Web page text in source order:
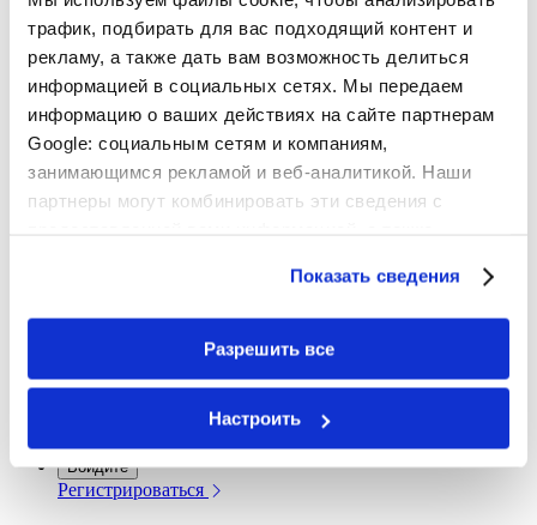
трафик, подбирать для вас подходящий контент и
рекламу, а также дать вам возможность делиться
информацией в социальных сетях. Мы передаем
информацию о ваших действиях на сайте партнерам
Google: социальным сетям и компаниям,
занимающимся рекламой и веб-аналитикой. Наши
партнеры могут комбинировать эти сведения с
Показать сведения
Разрешить все
Настроить
ТОЛСТОВКИ С ПЕЧАТЬЮ
ПОДАРКИ
ПОДАРКИ
(ET) KALENDERMÄRKMIK 2026(ET) FOTOKRUUS
ФОТОКАРТОЧКИ КАРТЫ
НАСТОЛЬНЫЙ
КАЛЕНДАРЬ(ET) DTF TRANSFERKLEEBISED
ЗАПИСНЫE КНИЖКИ
ПОДАРОЧНЫE КУПОНЫ
СВАДЬБА
ДЛЯ ДЕТЕЙБАБУШКЕ И ДЕДУШКЕ
ДЕНЬ ВСЕХ ВЛЮБЛЁННЫХРОЖДЕСТВО
Войдите
Регистрироваться